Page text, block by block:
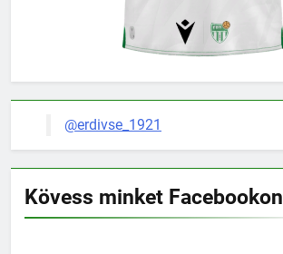
@erdivse_1921
Kövess minket Facebookon